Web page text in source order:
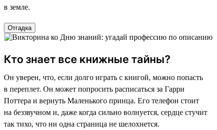
в земле.
Отгадка
Кто знает все книжные тайны?
Он уверен, что, если долго играть с книгой, можно попасть
в переплет. Он может попросить расписаться за Гарри
Поттера и вернуть Маленького принца. Его телефон стоит
на беззвучном и, даже когда сильно волнуется, сердце стучит
так тихо, что ни одна страница не шелохнется.